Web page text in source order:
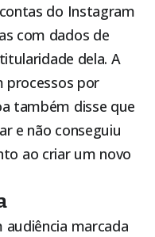
do Instagram
com dados de
dela. A
processos por
também disse que
e não conseguiu
ao criar um novo
marcada